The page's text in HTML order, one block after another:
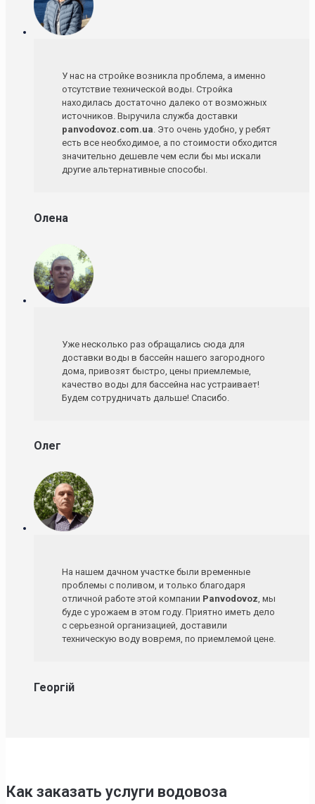
У нас на стройке возникла проблема, а именно
отсутствие технической воды. Стройка
находилась достаточно далеко от возможных
источников. Выручила служба доставки
panvodovoz.com.ua. Это очень удобно, у ребят
есть все необходимое, а по стоимости обходится
значительно дешевле чем если бы мы искали
другие альтернативные способы.
Олена
Уже несколько раз обращались сюда для
доставки воды в бассейн нашего загородного
дома, привозят быстро, цены приемлемые,
качество воды для бассейна нас устраивает!
Будем сотрудничать дальше! Спасибо.
Олег
На нашем дачном участке были временные
проблемы с поливом, и только благодаря
отличной работе этой компании Panvodovoz, мы
буде с урожаем в этом году. Приятно иметь дело
с серьезной организацией, доставили
техническую воду вовремя, по приемлемой цене.
Георгій
Как заказать услуги водовоза